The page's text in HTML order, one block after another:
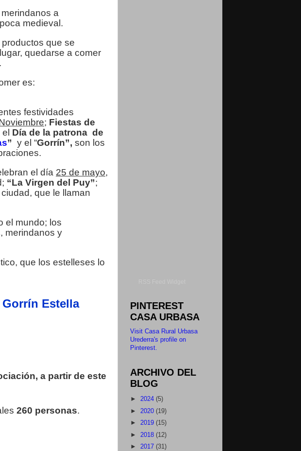
a
medieval.
que se
quedarse a comer
.
es:
festividades
; Fiestas de
Día de la patrona de
” y el “Gorrín”, son los
el día 25 de mayo,
“La Virgen del Puy”;
que le llaman
el mundo; los
merindanos y
que los estelleses lo
Estella
a partir de este
260 personas.
PINTEREST
CASA URBASA
Visit Casa Rural Urbasa
Urederra's profile on
Pinterest.
ARCHIVO DEL
BLOG
► 2024 (5)
► 2020 (19)
► 2019 (15)
► 2018 (12)
► 2017 (31)